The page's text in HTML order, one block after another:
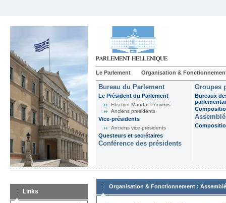
Le Parlement Organisation &
Bureau du Parlement
Le Président du Parlement
Election-Mandat-Pouvoirs
Anciens présidents
Vice-présidents
Anciens vice-présidents
Questeurs et secrétaires
Conférence des présidents
Groupes
Bureaux
Links
Organisation & Fonctionnement :